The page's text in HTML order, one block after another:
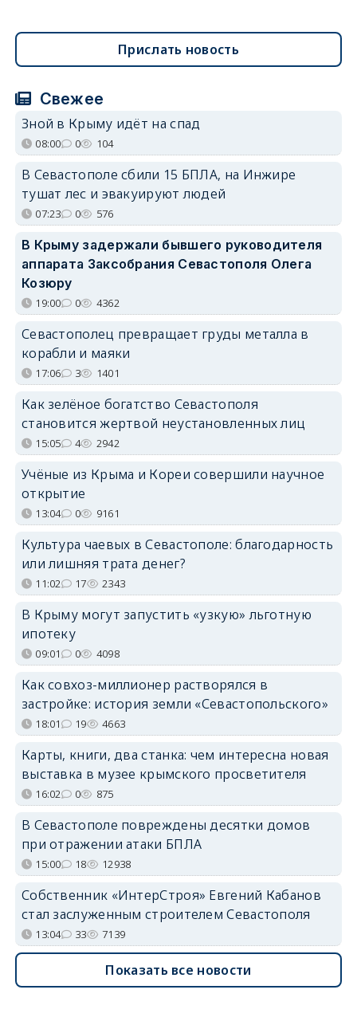
Прислать новость
Свежее
Зной в Крыму идёт на спад
08:00 0 104
В Севастополе сбили 15 БПЛА, на Инжире
тушат лес и эвакуируют людей
07:23 0 576
В Крыму задержали бывшего руководителя
аппарата Заксобрания Севастополя Олега
Козюру
19:00 0 4362
Севастополец превращает груды металла в
корабли и маяки
17:06 3 1401
Как зелёное богатство Севастополя
становится жертвой неустановленных лиц
15:05 4 2942
Учёные из Крыма и Кореи совершили научное
открытие
13:04 0 9161
Культура чаевых в Севастополе: благодарность
или лишняя трата денег?
11:02 17 2343
В Крыму могут запустить «узкую» льготную
ипотеку
09:01 0 4098
Как совхоз-миллионер растворялся в
застройке: история земли «Севастопольского»
18:01 19 4663
Карты, книги, два станка: чем интересна новая
выставка в музее крымского просветителя
16:02 0 875
В Севастополе повреждены десятки домов
при отражении атаки БПЛА
15:00 18 12938
Собственник «ИнтерСтроя» Евгений Кабанов
стал заслуженным строителем Севастополя
13:04 33 7139
Показать все новости